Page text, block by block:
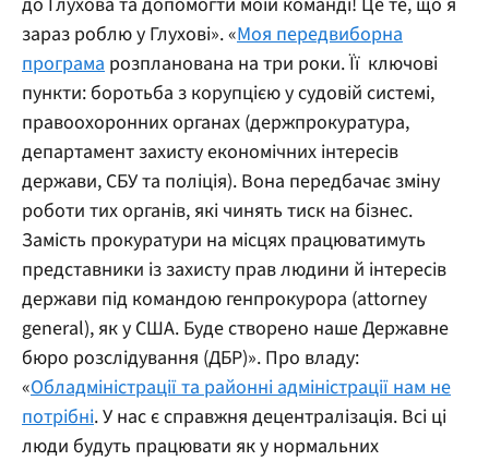
зараз роблю у Глухові». «Моя передвиборна
програма розпланована на три роки. Її ключові
пункти: боротьба з корупцією у судовій системі,
правоохоронних органах (держпрокуратура,
департамент захисту економічних інтересів
держави, СБУ та поліція). Вона передбачає зміну
роботи тих органів, які чинять тиск на бізнес.
Замість прокуратури на місцях працюватимуть
представники із захисту прав людини й інтересів
держави під командою генпрокурора (attorney
general), як у США. Буде створено наше Державне
бюро розслідування (ДБР)». Про владу:
«Обладміністрації та районні адміністрації нам не
потрібні. У нас є справжня децентралізація. Всі ці
люди будуть працювати як у нормальних